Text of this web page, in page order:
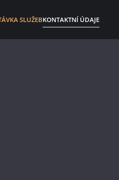
SLUŽEBKONTAKTNÍ ÚDAJE